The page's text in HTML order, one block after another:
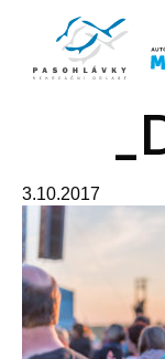
3.10.2017